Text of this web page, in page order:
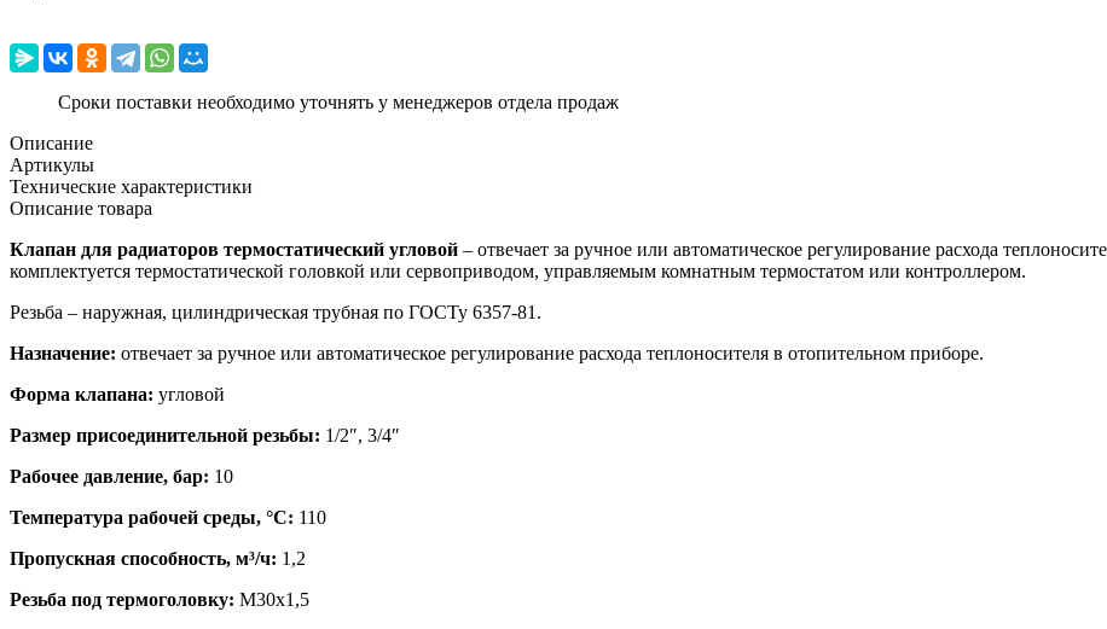
Сроки поставки необходимо уточнять у менеджеров отдела продаж
Описание
Артикулы
Технические характеристики
Описание товара
Клапан для радиаторов термостатический угловой – отвечает за ручное или автоматическое регулирование расхода
комплектуется термостатической головкой или сервоприводом, управляемым комнатным термостатом или контроллером.
Резьба – наружная, цилиндрическая трубная по ГОСТу 6357-81.
Назначение: отвечает за ручное или автоматическое регулирование расхода теплоносителя в отопительном приборе.
Форма клапана: угловой
Размер присоединительной резьбы: 1/2″, 3/4″
Рабочее давление, бар: 10
Температура рабочей среды, °C: 110
Пропускная способность, м³/ч: 1,2
Резьба под термоголовку: М30х1,5